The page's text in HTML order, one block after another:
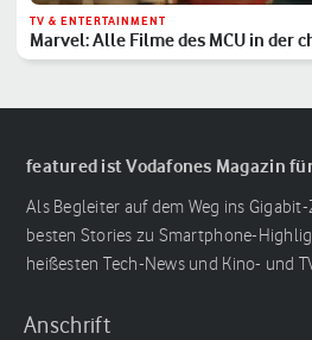
TV & ENTERTAINMENT
Marvel: Alle Filme des MCU in der
Reihenfolge
featured ist Vodafones Magazin
Als Begleiter auf dem Weg ins
besten Stories zu Smartphone-
heißesten Tech-News und Kino- und
Anschrift